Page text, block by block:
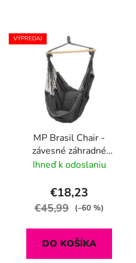
VÝPREDAJ
MP Brasil Chair -
závesné záhradné
kreslo
Ihneď k odoslaniu
€18,23
€45,99 (–60 %)
DO KOŠÍKA